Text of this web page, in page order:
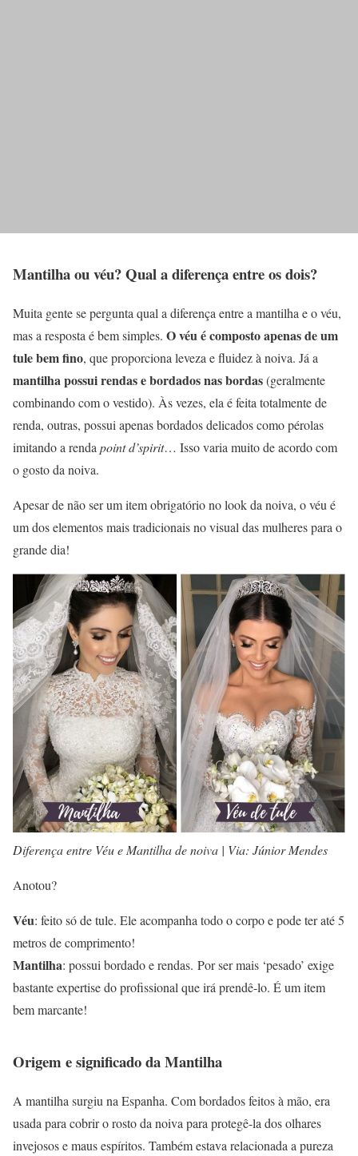
Mantilha ou véu? Qual a diferença entre os dois?
Muita gente se pergunta qual a diferença entre a mantilha e o véu,
mas a resposta é bem simples. O véu é composto apenas de um
tule bem fino, que proporciona leveza e fluidez à noiva. Já a
mantilha possui rendas e bordados nas bordas(geralmente
combinando com o vestido). Às vezes, ela é feita totalmente de
renda, outras, possui apenas bordados delicados como pérolas
imitando a renda point d’spirit… Isso varia muito de acordo com
o gosto da noiva.
Apesar de não ser um item obrigatório no look da noiva, o véu é
um dos elementos mais tradicionais no visual das mulheres para o
grande dia!
Diferença entre Véu e Mantilha de noiva | Via: Júnior Mendes
Anotou?
Véu: feito só de tule. Ele acompanha todo o corpo e pode ter até 5
metros de comprimento!
Mantilha: possui bordado e rendas. Por ser mais ‘pesado’ exige
bastante expertise do profissional que irá prendê-lo. É um item
bem marcante!
Origem e significado da Mantilha
A mantilha surgiu na Espanha. Com bordados feitos à mão, era
usada para cobrir o rosto da noiva para protegê-la dos olhares
invejosos e maus espíritos. Também estava relacionada a pureza